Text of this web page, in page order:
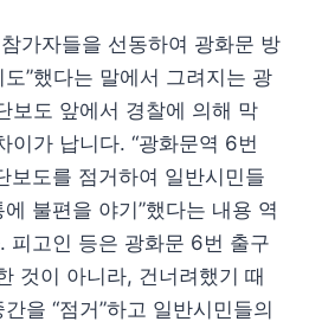
가자들을 선동하여 광화문 방
”했다는 말에서 그려지는 광
보도 앞에서 경찰에 의해 막
이가 납니다. “광화문역 6번
보도를 점거하여 일반시민들
불편을 야기”했다는 내용 역
피고인 등은 광화문 6번 출구
것이 아니라, 건너려했기 때
을 “점거”하고 일반시민들의